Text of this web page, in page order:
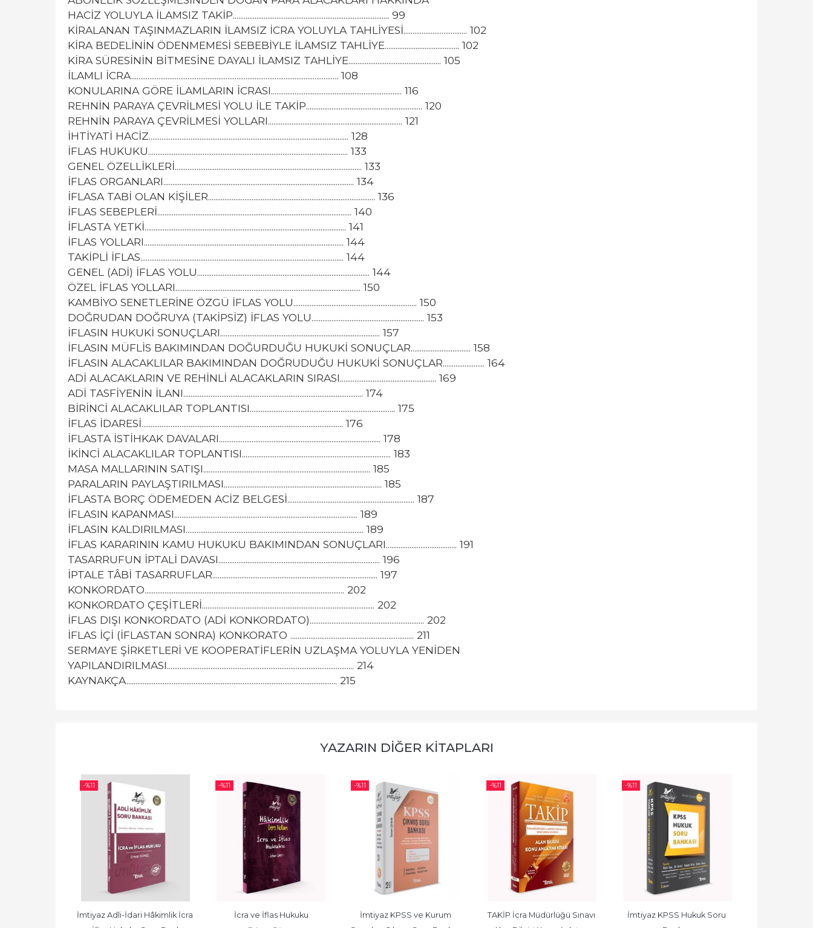
HACİZ YOLUYLA İLAMSIZ TAKİP...................................................................................... 99
KİRALANAN TAŞINMAZLARIN İLAMSIZ İCRA YOLUYLA TAHLİYESİ................................... 102
KİRA BEDELİNİN ÖDENMEMESİ SEBEBİYLE İLAMSIZ TAHLİYE......................................... 102
KİRA SÜRESİNİN BİTMESİNE DAYALI İLAMSIZ TAHLİYE................................................... 105
İLAMLI İCRA.................................................................................................................. 108
KONULARINA GÖRE İLAMLARIN İCRASI........................................................................ 116
REHNİN PARAYA ÇEVRİLMESİ YOLU İLE TAKİP................................................................ 120
REHNİN PARAYA ÇEVRİLMESİ YOLLARI.......................................................................... 121
İHTİYATİ HACİZ.............................................................................................................. 128
İFLAS HUKUKU.............................................................................................................. 133
GENEL ÖZELLİKLERİ....................................................................................................... 133
İFLAS ORGANLARI......................................................................................................... 134
İFLASA TABİ OLAN KİŞİLER............................................................................................ 136
İFLAS SEBEPLERİ........................................................................................................... 140
İFLASTA YETKİ............................................................................................................... 141
İFLAS YOLLARI.............................................................................................................. 144
TAKİPLİ İFLAS................................................................................................................ 144
GENEL (ADİ) İFLAS YOLU............................................................................................... 144
ÖZEL İFLAS YOLLARI...................................................................................................... 150
KAMBİYO SENETLERİNE ÖZGÜ İFLAS YOLU.................................................................... 150
DOĞRUDAN DOĞRUYA (TAKİPSİZ) İFLAS YOLU.............................................................. 153
İFLASIN HUKUKİ SONUÇLARI........................................................................................ 157
İFLASIN MÜFLİS BAKIMINDAN DOĞURDUĞU HUKUKİ SONUÇLAR................................. 158
İFLASIN ALACAKLILAR BAKIMINDAN DOĞRUDUĞU HUKUKİ SONUÇLAR....................... 164
ADİ ALACAKLARIN VE REHİNLİ ALACAKLARIN SIRASI..................................................... 169
ADİ TASFİYENİN İLANI................................................................................................... 174
BİRİNCİ ALACAKLILAR TOPLANTISI................................................................................ 175
İFLAS İDARESİ............................................................................................................... 176
İFLASTA İSTİHKAK DAVALARI......................................................................................... 178
İKİNCİ ALACAKLILAR TOPLANTISI.................................................................................. 183
MASA MALLARININ SATIŞI............................................................................................ 185
PARALARIN PAYLAŞTIRILMASI....................................................................................... 185
İFLASTA BORÇ ÖDEMEDEN ACİZ BELGESİ...................................................................... 187
İFLASIN KAPANMASI..................................................................................................... 189
İFLASIN KALDIRILMASI.................................................................................................. 189
İFLAS KARARININ KAMU HUKUKU BAKIMINDAN SONUÇLARI....................................... 191
TASARRUFUN İPTALİ DAVASI......................................................................................... 196
İPTALE TÂBİ TASARRUFLAR........................................................................................... 197
KONKORDATO.............................................................................................................. 202
KONKORDATO ÇEŞİTLERİ............................................................................................... 202
İFLAS DIŞI KONKORDATO (ADİ KONKORDATO)............................................................... 202
İFLAS İÇİ (İFLASTAN SONRA) KONKORATO .................................................................... 211
SERMAYE ŞİRKETLERİ VE KOOPERATİFLERİN UZLAŞMA YOLUYLA YENİDEN
YAPILANDIRILMASI....................................................................................................... 214
KAYNAKÇA.................................................................................................................... 215
YAZARIN DIĞER KITAPLARI
-%11
İmtiyaz Adli-İdari Hâkimlik İcra
-%11
İcra ve İflas Hukuku
-%11
İmtiyaz KPSS ve Kurum
-%11
TAKİP İcra Müdürlüğü Sınavı
-%11
İmtiyaz KPSS Hukuk Soru